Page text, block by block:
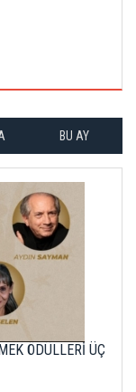
BU AY
ÖDÜLLERİ ÜÇ